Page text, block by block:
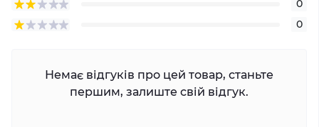
0
0
Немає відгуків про цей товар, станьте
першим, залиште свій відгук.